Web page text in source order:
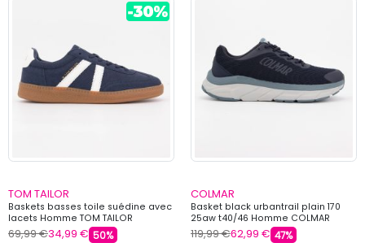
TOM TAILOR
Baskets basses toile suédine avec
lacets Homme TOM TAILOR
69,99 €34,99 € 50%
COLMAR
Basket black urbantrail plain 170
25aw t40/46 Homme COLMAR
119,99 €62,99 € 47%